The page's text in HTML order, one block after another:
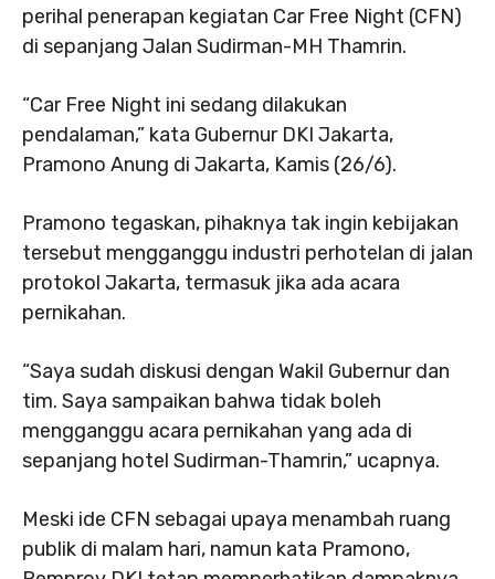
perihal penerapan kegiatan Car Free Night (CFN)
di sepanjang Jalan Sudirman-MH Thamrin.
“Car Free Night ini sedang dilakukan
pendalaman,” kata Gubernur DKI Jakarta,
Pramono Anung di Jakarta, Kamis (26/6).
Pramono tegaskan, pihaknya tak ingin kebijakan
tersebut mengganggu industri perhotelan di jalan
protokol Jakarta, termasuk jika ada acara
pernikahan.
“Saya sudah diskusi dengan Wakil Gubernur dan
tim. Saya sampaikan bahwa tidak boleh
mengganggu acara pernikahan yang ada di
sepanjang hotel Sudirman-Thamrin,” ucapnya.
Meski ide CFN sebagai upaya menambah ruang
publik di malam hari, namun kata Pramono,